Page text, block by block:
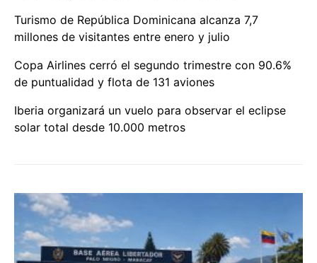
Turismo de República Dominicana alcanza 7,7
millones de visitantes entre enero y julio
Copa Airlines cerró el segundo trimestre con 90.6%
de puntualidad y flota de 131 aviones
Iberia organizará un vuelo para observar el eclipse
solar total desde 10.000 metros